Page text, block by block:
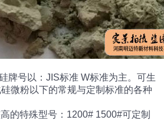
牌号以：JIS标准 W标准为主。可生
微粉以下的常规与定制标准的各种
的特殊型号：1200# 1500#可定制